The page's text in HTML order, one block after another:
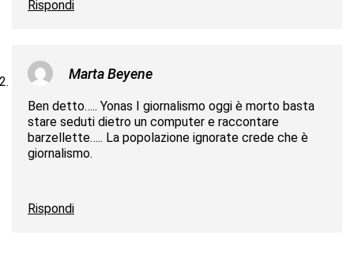
Rispondi
Marta Beyene
Ben detto….. Yonas I giornalismo oggi è morto basta
stare seduti dietro un computer e raccontare
barzellette….. La popolazione ignorate crede che è
giornalismo.
Rispondi